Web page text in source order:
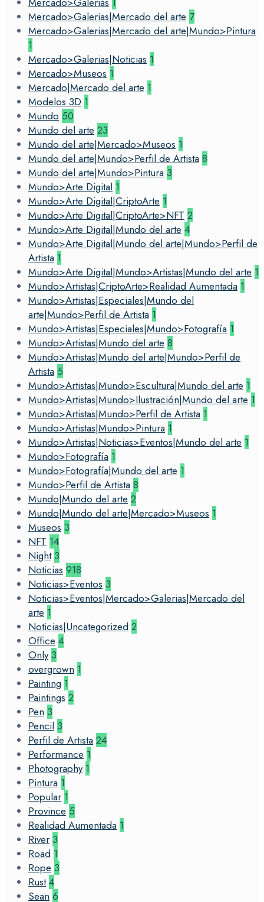
Mercado>Galerias|Mercado del arte 7
Mercado>Galerias|Mercado del arte|Mundo>Pintura
1
Mercado>Galerias|Noticias 1
Mercado>Museos 1
Mercado|Mercado del arte 1
Modelos 3D 1
Mundo 50
Mundo del arte 23
Mundo del arte|Mercado>Museos 1
Mundo del arte|Mundo>Perfil de Artista 8
Mundo del arte|Mundo>Pintura 3
Mundo>Arte Digital 1
Mundo>Arte Digital|CriptoArte 1
Mundo>Arte Digital|CriptoArte>NFT 2
Mundo>Arte Digital|Mundo del arte 4
Mundo>Arte Digital|Mundo del arte|Mundo>Perfil de
Artista 1
Mundo>Arte Digital|Mundo>Artistas|Mundo del arte 1
Mundo>Artistas|CriptoArte>Realidad Aumentada 1
Mundo>Artistas|Especiales|Mundo del
arte|Mundo>Perfil de Artista 1
Mundo>Artistas|Especiales|Mundo>Fotografía 1
Mundo>Artistas|Mundo del arte 8
Mundo>Artistas|Mundo del arte|Mundo>Perfil de
Artista 5
Mundo>Artistas|Mundo>Escultura|Mundo del arte 1
Mundo>Artistas|Mundo>Ilustración|Mundo del arte 1
Mundo>Artistas|Mundo>Perfil de Artista 1
Mundo>Artistas|Mundo>Pintura 1
Mundo>Artistas|Noticias>Eventos|Mundo del arte 1
Mundo>Fotografía 1
Mundo>Fotografía|Mundo del arte 1
Mundo>Perfil de Artista 8
Mundo|Mundo del arte 2
Mundo|Mundo del arte|Mercado>Museos 1
Museos 3
NFT 14
Night 3
Noticias 918
Noticias>Eventos 3
Noticias>Eventos|Mercado>Galerias|Mercado del
arte 1
Noticias|Uncategorized 2
Office 4
Only 3
overgrown 1
Painting 1
Paintings 2
Pen 3
Pencil 3
Perfil de Artista 24
Performance 1
Photography 1
Pintura 1
Popular 1
Province 5
Realidad Aumentada 1
River 3
Road 1
Rope 3
Rust 4
Sean 6